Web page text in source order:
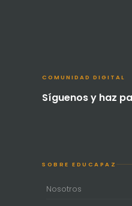
COMUNIDAD DIGITAL
Síguenos y haz
SOBRE EDUCAPAZ
Nosotros